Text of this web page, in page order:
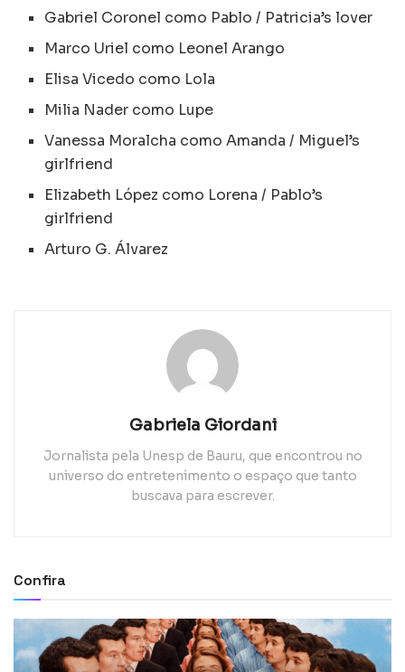
Gabriel Coronel como Pablo / Patricia’s lover
Marco Uriel como Leonel Arango
Elisa Vicedo como Lola
Milia Nader como Lupe
Vanessa Moralcha como Amanda / Miguel’s
girlfriend
Elizabeth López como Lorena / Pablo’s
girlfriend
Arturo G. Álvarez
Gabriela Giordani
Jornalista pela Unesp de Bauru, que encontrou no
universo do entretenimento o espaço que tanto
buscava para escrever.
Confira